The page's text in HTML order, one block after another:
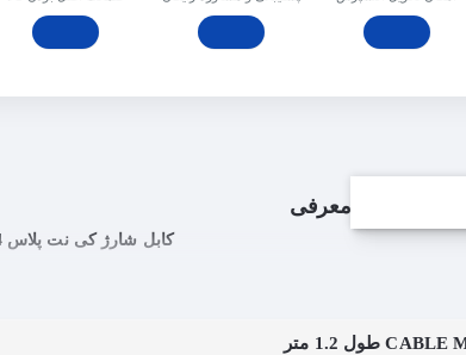
معرفی
کابل شارژ کی نت پلاس Cable Micro USB Knet Plus KP-C3004 طول 1.2 متر